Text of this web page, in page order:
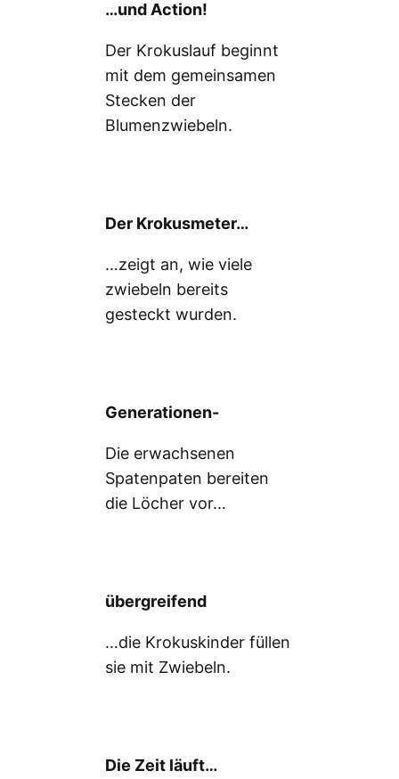
…und Action!
Der Krokuslauf beginnt
mit dem gemeinsamen
Stecken der
Blumenzwiebeln.
Der Krokusmeter…
…zeigt an, wie viele
zwiebeln bereits
gesteckt wurden.
Generationen-
Die erwachsenen
Spatenpaten bereiten
die Löcher vor…
übergreifend
…die Krokuskinder füllen
sie mit Zwiebeln.
Die Zeit läuft…